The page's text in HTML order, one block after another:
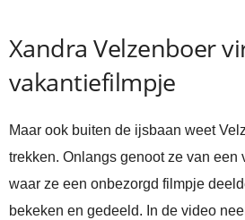
Xandra Velzenboer
vakantiefilmpje
Maar ook buiten de ijsbaan weet
trekken. Onlangs genoot ze van een
waar ze een onbezorgd filmpje
bekeken en gedeeld. In de video